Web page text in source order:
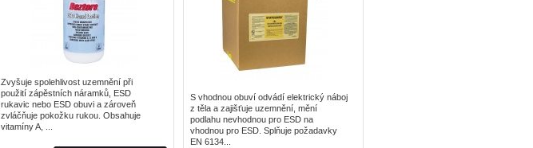
Zvyšuje spolehlivost uzemnění při
použití zápěstních náramků, ESD
rukavic nebo ESD obuvi a zároveň
zvláčňuje pokožku rukou. Obsahuje
vitamíny A, ...
S vhodnou obuví odvádí elektrický náboj
z těla a zajišťuje uzemnění, mění
podlahu nevhodnou pro ESD na
vhodnou pro ESD. Splňuje požadavky
EN 6134...